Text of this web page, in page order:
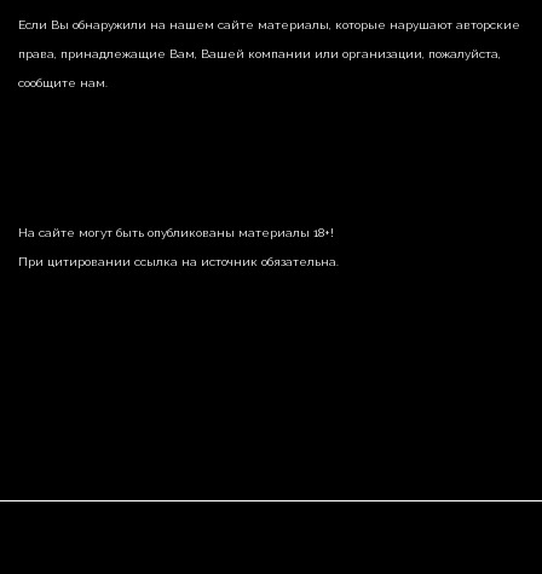
Если Вы обнаружили на нашем сайте материалы, которые нарушают авторские
права, принадлежащие Вам, Вашей компании или организации, пожалуйста,
сообщите нам.
На сайте могут быть опубликованы материалы 18+!
При цитировании ссылка на источник обязательна.